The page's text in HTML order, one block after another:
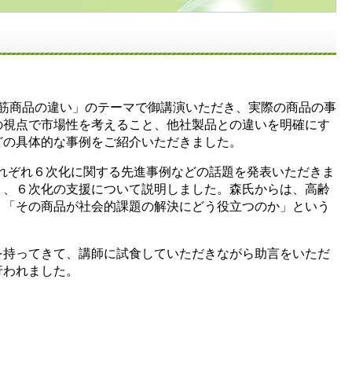
品の違い」のテーマで御講演いただき、実際の商品の事
点で市場性を考えること、他社製品との違いを明確にす
具体的な事例をご紹介いただきました。
れ６次化に関する先進事例などの話題を発表いただきま
６次化の支援について説明しました。森氏からは、高齢
その商品が社会的課題の解決にどう役立つのか」という
ってきて、講師に試食していただきながら助言をいただ
れました。